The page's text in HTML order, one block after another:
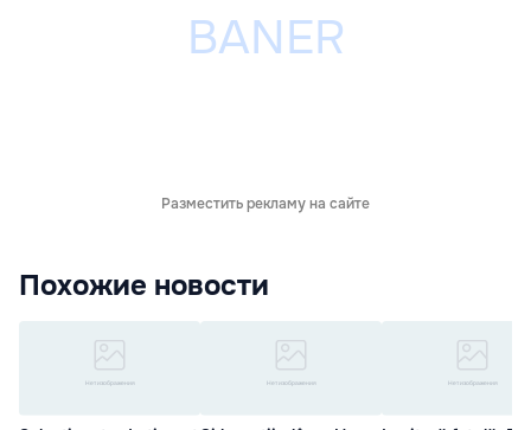
Разместить рекламу на сайте
Похожие новости